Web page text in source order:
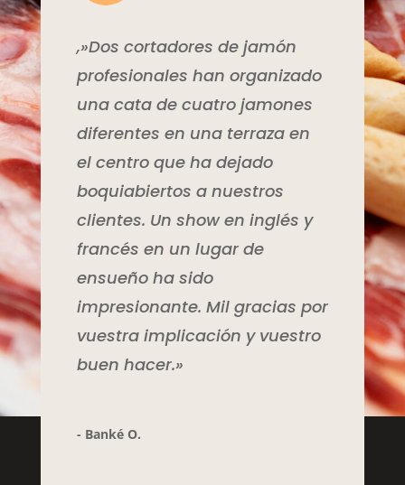
,»Dos cortadores de jamón
profesionales han organizado
una cata de cuatro jamones
diferentes en una terraza en
el centro que ha dejado
boquiabiertos a nuestros
clientes. Un show en inglés y
francés en un lugar de
ensueño ha sido
impresionante. Mil gracias por
vuestra implicación y vuestro
buen hacer.»
- Banké O.